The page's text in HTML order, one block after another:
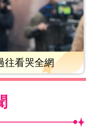
往看哭全網